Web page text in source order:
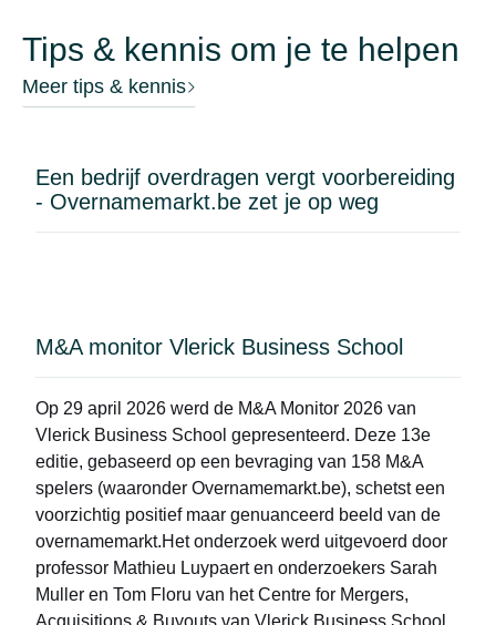
netwerk wil uitbreiden; een bestaande speler in de
biologische sector (boetiek, conceptstore,
delicatessenwinkel) die een eigen merk als
nul te beginnen. De lijst is niet uitputtend: het merk
kan ook geschikt zijn voor wie wil diversifiëren of
Tips & kennis om je te helpen
Meer tips & kennis
Een bedrijf overdragen vergt voorbereiding
- Overnamemarkt.be zet je op weg
M&A monitor Vlerick Business School
Op 29 april 2026 werd de M&A Monitor 2026 van
Vlerick Business School gepresenteerd. Deze 13e
editie, gebaseerd op een bevraging van 158 M&A
spelers (waaronder Overnamemarkt.be), schetst een
voorzichtig positief maar genuanceerd beeld van de
overnamemarkt.Het onderzoek werd uitgevoerd door
professor Mathieu Luypaert en onderzoekers Sarah
Muller en Tom Floru van het Centre for Mergers,
Acquisitions & Buyouts van Vlerick Business School,